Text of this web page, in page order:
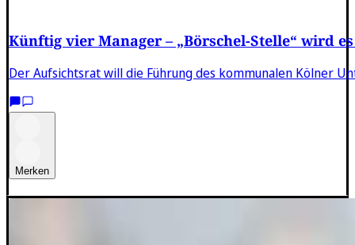
Künftig vier Manager – „Börschel-Stelle“ wird
Der Aufsichtsrat will die Führung des kommunalen Kölner
Merken